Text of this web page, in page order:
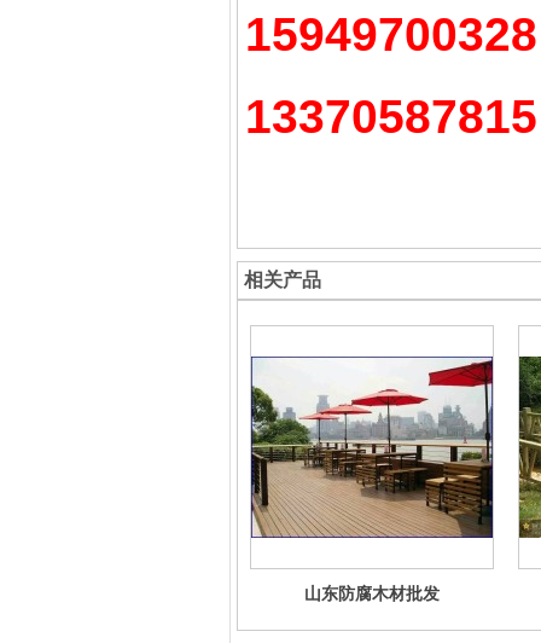
15949700328
13370587815
相关产品
山东防腐木材批发